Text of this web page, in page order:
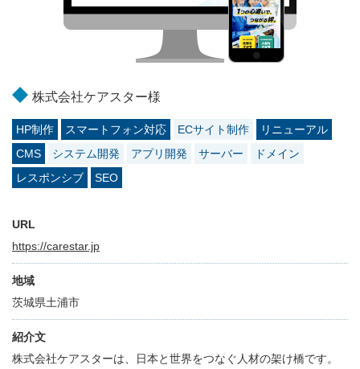
株式会社ケアスター様
HP制作 スマートフォン対応 ECサイト制作
リニューアル
CMS
システム開発 アプリ開発 サーバー
ドメイン
レスポンシブ
SEO
URL
https://carestar.jp
地域
茨城県土浦市
紹介文
株式会社ケアスターは、日本と世界をつなぐ人材の架け橋です。